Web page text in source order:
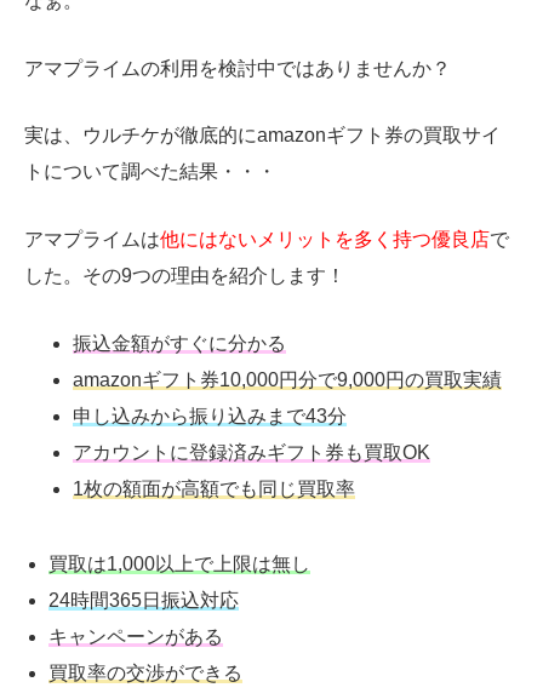
アマプライムの利用を検討中ではありませんか？
実は、ウルチケが徹底的にamazonギフト券の買取サイ
トについて調べた結果・・・
アマプライムは他にはないメリットを多く持つ優良店で
した。その9つの理由を紹介します！
振込金額がすぐに分かる
amazonギフト券10,000円分で9,000円の買取実績
申し込みから振り込みまで43分
アカウントに登録済みギフト券も買取OK
1枚の額面が高額でも同じ買取率
買取は1,000以上で上限は無し
24時間365日振込対応
キャンペーンがある
買取率の交渉ができる